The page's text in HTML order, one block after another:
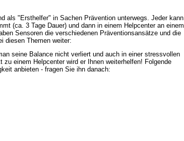
als "Ersthelfer" in Sachen Prävention unterwegs. Jeder kann
(ca. 3 Tage Dauer) und dann in einem Helpcenter an einem
Sensoren die verschiedenen Präventionsansätze und die
diesen Themen weiter:
seine Balance nicht verliert und auch in einer stressvollen
anbieten - fragen Sie ihn danach: